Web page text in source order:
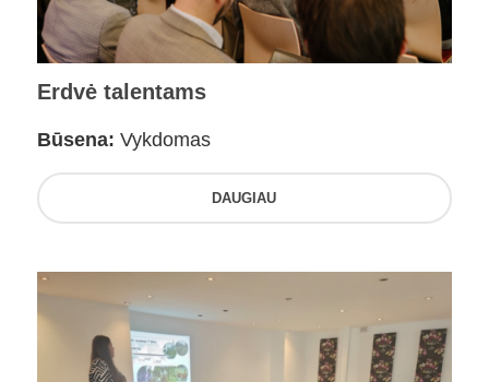
Erdvė talentams
Būsena: Vykdomas
DAUGIAU